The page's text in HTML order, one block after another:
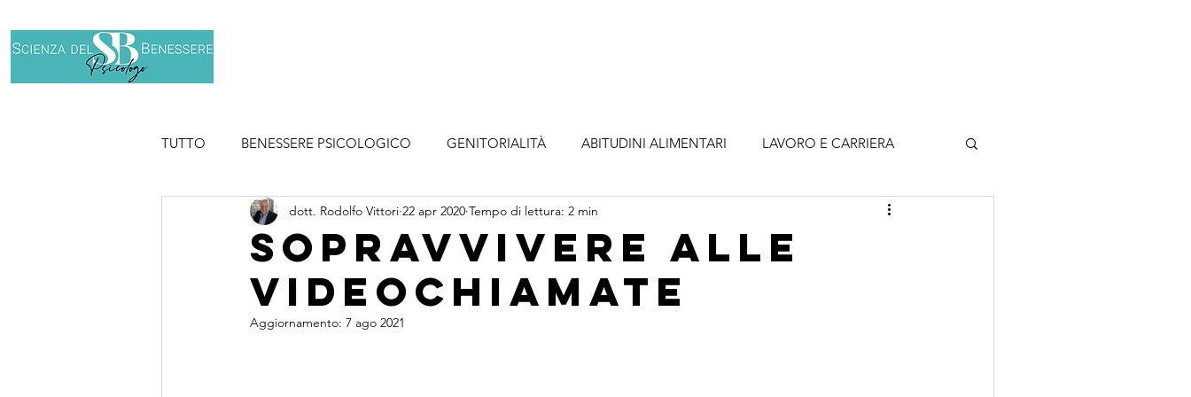
TUTTO BENESSERE PSICOLOGICO GENITORIALITÀ ABITUDINI ALIMENTARI LAVORO E CARRIERA
Sopravvivere alle
videochiamate
dott. Rodolfo Vittori 22 apr 2020 Tempo di lettura: 2 min
Aggiornamento: 7 ago 2021